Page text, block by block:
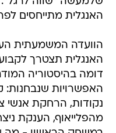
האנגלית מתייחסים
הוועדה המשמעתית
האנגלית תצטרך
דומה בהיסטוריה
האפשרויות שנבחנות:
נקודות, הרחקת אנשי